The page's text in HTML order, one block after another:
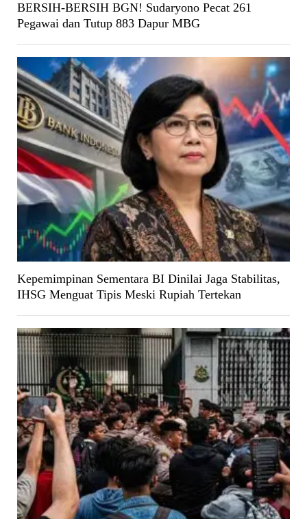
BERSIH-BERSIH BGN! Sudaryono Pecat 261
Pegawai dan Tutup 883 Dapur MBG
Kepemimpinan Sementara BI Dinilai Jaga Stabilitas,
IHSG Menguat Tipis Meski Rupiah Tertekan